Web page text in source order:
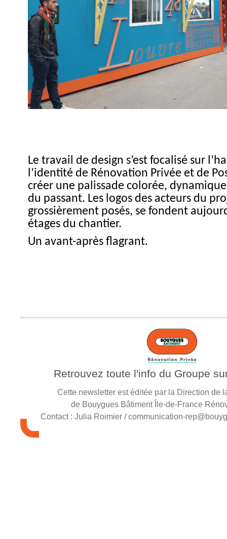
Le travail de design s’est focalisé sur
l’identité de Rénovation Privée et de
créer une palissade colorée,
du passant. Les logos des acteurs du
grossièrement posés, se fondent
étages du chantier.
Un avant-après flagrant.
Retrouvez toute l'info du Groupe
Cette newsletter est éditée par la Direction de
de Bouygues Bâtiment Île-de-France
Contact : Julia Roimier / communication-